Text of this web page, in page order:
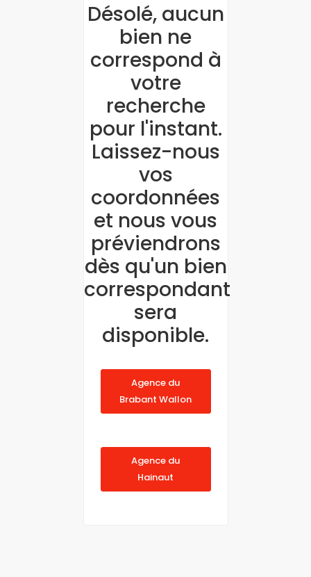
Désolé, aucun
bien ne
correspond à
votre
recherche
pour l'instant.
Laissez-nous
vos
coordonnées
et nous vous
préviendrons
dès qu'un bien
correspondant
sera
disponible.
Agence du
Brabant Wallon
Agence du
Hainaut